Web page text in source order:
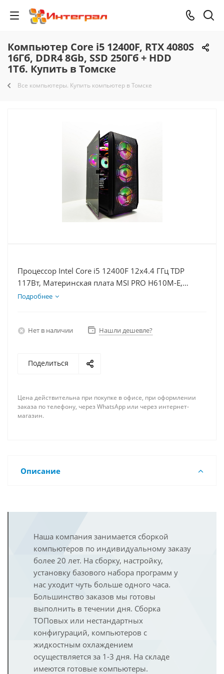
Компьютер Core i5 12400F, RTX 4080S
16Гб, DDR4 8Gb, SSD 250Гб + HDD
1Тб. Купить в Томске
Все компьютеры. Купить компьютер в Томске
Процессор Intel Core i5 12400F 12x4.4 ГГц TDP
117Вт, Материнская плата MSI PRO H610M-E,
Видеокарта RTX 4080S 16Гб, Память DDR4 8Gb,
Подробнее
Нет в наличии Нашли дешевле?
Поделиться
Цена действительна при покупке в офисе, при оформлении
заказа по телефону, через WhatsApp или через интернет-
магазин.
Описание
Наша компания занимается сборкой
компьютеров по индивидуальному заказу
более 20 лет. На сборку, настройку,
установку базового набора программ у
нас уходит чуть больше одного часа.
Большинство заказов мы готовы
выполнить в течении дня. Сборка
ТОПовых или нестандартных
конфигураций, компьютеров с
жидкостным охлаждением
осуществляется за 1-3 дня. На складе
имеются готовые компьютеры.